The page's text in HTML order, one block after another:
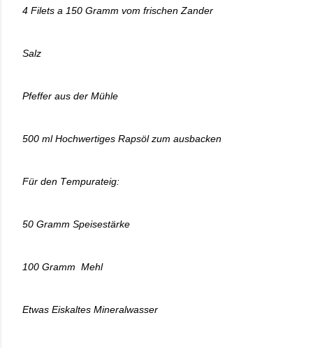
4 Filets a 150 Gramm vom frischen Zander
Salz
Pfeffer aus der Mühle
500 ml Hochwertiges Rapsöl zum ausbacken
Für den Tempurateig:
50 Gramm Speisestärke
100 Gramm Mehl
Etwas Eiskaltes Mineralwasser